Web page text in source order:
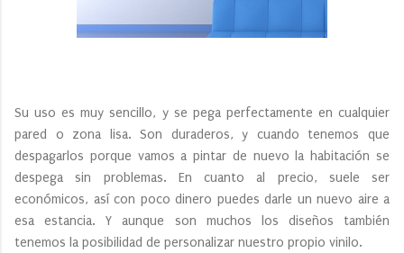
Su uso es muy sencillo, y se pega perfectamente en cualquier
pared o zona lisa. Son duraderos, y cuando tenemos que
despagarlos porque vamos a pintar de nuevo la habitación se
despega sin problemas. En cuanto al precio, suele ser
económicos, así con poco dinero puedes darle un nuevo aire a
esa estancia. Y aunque son muchos los diseños también
tenemos la posibilidad de personalizar nuestro propio vinilo.